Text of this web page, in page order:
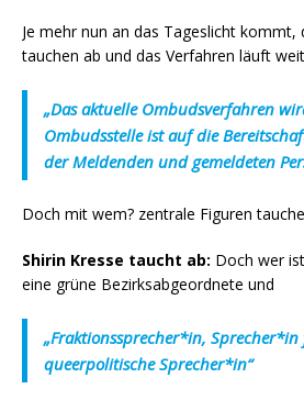
Je mehr nun an das Tageslicht
tauchen ab und das Verfahren läuft
„Das aktuelle Ombudsverfahren
Ombudsstelle ist auf die
der Meldenden und gemeldeten
Doch mit wem? zentrale Figuren
Shirin Kresse taucht ab: Doch wer ist
eine grüne Bezirksabgeordnete und
„Fraktionssprecher*in,
queerpolitische Sprecher*in“